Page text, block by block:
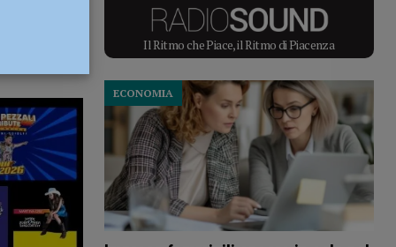
Il Ritmo che Piace, il Ritmo di Piacenza
ECONOMIA